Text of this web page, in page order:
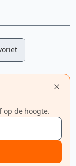
op de hoogte.